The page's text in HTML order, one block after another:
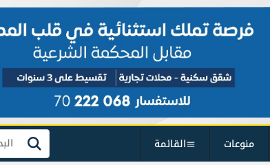
منوعات القائمة بحث